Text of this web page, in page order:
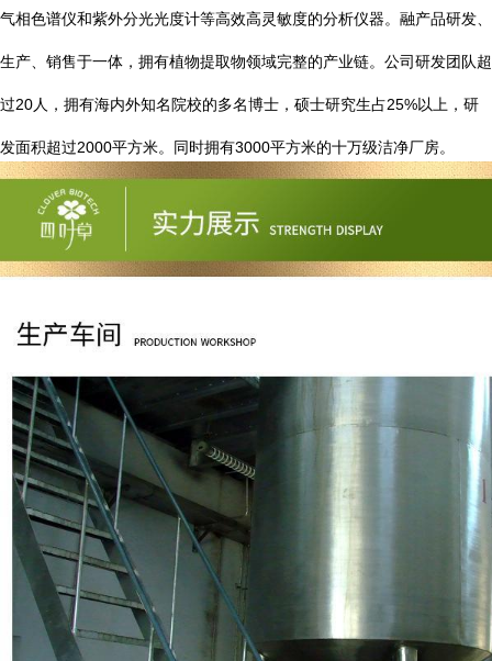
气相色谱仪和紫外分光光度计等高效高灵敏度的分析仪器。融产品研发、
生产、销售于一体，拥有植物提取物领域完整的产业链。公司研发团队超
过20人，拥有海内外知名院校的多名博士，硕士研究生占25%以上，研
发面积超过2000平方米。同时拥有3000平方米的十万级洁净厂房。